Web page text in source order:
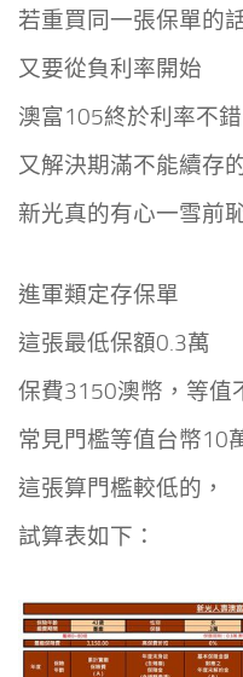
若重買同一張保單的
又要從負利率開始
澳富105終於利率不錯
又解決期滿不能續存
新光真的有心一雪前
進軍類定存保單
這張最低保額0.3萬
保費3150澳幣，等值
常見門檻等值台幣10
這張算門檻較低的，
試算表如下：